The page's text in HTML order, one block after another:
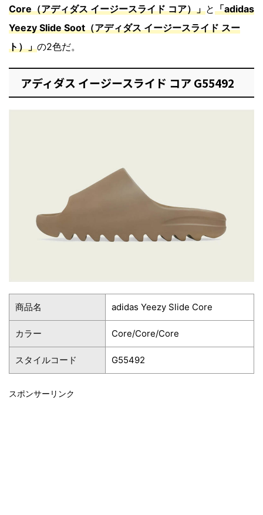
Core（アディダス イージースライド コア）」と「adidas
Yeezy Slide Soot（アディダス イージースライド スー
ト）」の2色だ。
アディダス イージースライド コア G55492
商品名 adidas Yeezy Slide Core
カラー Core/Core/Core
スタイルコード G55492
スポンサーリンク